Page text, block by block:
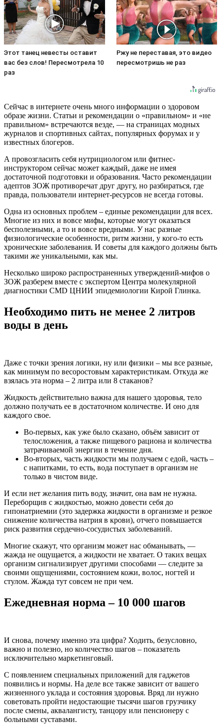
Этот танец невесты оставит
вас без слов! Пересмотрела 10
раз
Ржу не переставая, это видео
пересмотришь не раз
Сейчас в интернете очень много информации о здоровом
образе жизни. Статьи и рекомендации о «правильном» и «не
правильном» встречаются везде, — на страницах модных
журналов и спортивных сайтах, популярных форумах и у
известных блогеров.
А провозгласить себя нутрициологом или фитнес-
инструктором сейчас может каждый, даже не имея
достаточной подготовки и образования. Часто рекомендации
адептов ЗОЖ противоречат друг другу, но разбираться, где
правда, пользователи интернет-ресурсов не всегда готовы.
Одна из основных проблем – единые рекомендации для всех.
Многие из них и вовсе мифы, которые могут оказаться
бесполезными, а то и вовсе вредными. У нас разные
физиологические особенности, ритм жизни, у кого-то есть
хронические заболевания. И советы для каждого должны быть
такими же уникальными, как мы.
Несколько широко распространенных утверждений-мифов о
ЗОЖ разберем вместе с экспертом Центра молекулярной
диагностики CMD ЦНИИ эпидемиологии Кирой Глинка.
Необходимо пить не менее 2 литров
воды в день
Даже с точки зрения логики, ну или физики – мы все разные,
как минимум по весоростовым характеристикам. Откуда же
взялась эта норма – 2 литра или 8 стаканов?
Жидкость действительно важна для нашего здоровья, тело
должно получать ее в достаточном количестве. И оно для
каждого свое.
Во-первых, как уже было сказано, объём зависит от
телосложения, а также пищевого рациона и количества
затрачиваемой энергии в течение дня.
Во-вторых, часть жидкости мы получаем с едой, часть –
с напитками, то есть, вода поступает в организм не
только в чистом виде.
И если нет желания пить воду, значит, она вам не нужна.
Переборщив с жидкостью, можно довести себя до
гипонатриемии (это задержка жидкости в организме и резкое
снижение количества натрия в крови), отчего повышается
риск развития сердечно-сосудистых заболеваний.
Многие скажут, что организм может нас обманывать, —
жажда не ощущается, а жидкости не хватает. О таких вещах
организм сигнализирует другими способами — следите за
своими ощущениями, состоянием кожи, волос, ногтей и
стулом. Жажда тут совсем не при чем.
Ежедневная норма – 10 000 шагов
И снова, почему именно эта цифра? Ходить, безусловно,
важно и полезно, но количество шагов – показатель
исключительно маркетинговый.
С появлением специальных приложений для гаджетов
появились и нормы. На деле все также зависит от вашего
жизненного уклада и состояния здоровья. Вряд ли нужно
советовать пройти недостающие тысячи шагов грузчику
после смены, аквалангисту, танцору или пенсионеру с
больными суставами.